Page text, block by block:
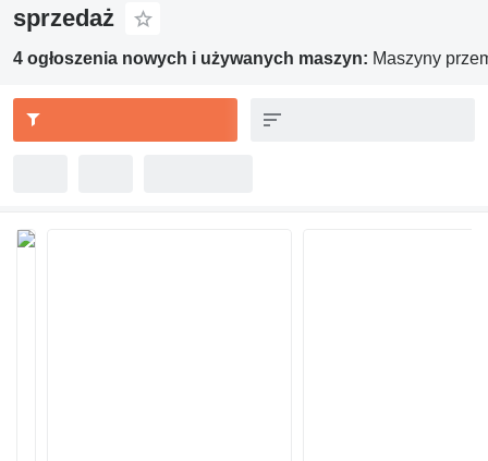
sprzedaż
4 ogłoszenia nowych i używanych maszyn: Maszyny